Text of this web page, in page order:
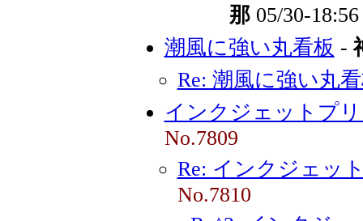
那05/30-
潮風に強い丸看板 -
Re: 潮風に強い丸
インクジェットプ
No.7809
Re: インクジェッ
No.7810